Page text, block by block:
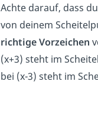
Achte darauf, dass
von deinem
richtige Vorzeichen
(x+3) steht im
bei (x-3) steht im